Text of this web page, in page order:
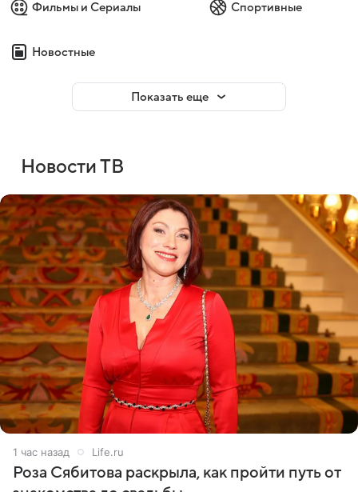
Фильмы и Сериалы Спортивные
Новостные
Показать еще
Новости ТВ
1 час назад Life.ru
Роза Сябитова раскрыла, как пройти путь от